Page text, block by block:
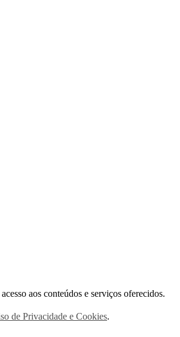
aos conteúdos e serviços oferecidos.
de Privacidade e Cookies.